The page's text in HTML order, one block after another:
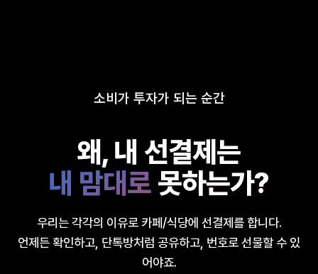
소비가 투자가 되는 순간
왜, 내 선결제는
내 맘대로 못하는가?
우리는 각각의 이유로 카페/식당에 선결제를 합니다.
언제든 확인하고, 단톡방처럼 공유하고, 번호로 선물할 수 있
어야죠.